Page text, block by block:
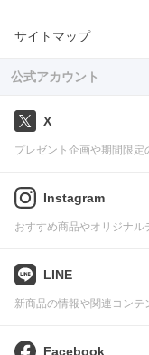
サイトマップ
公式アカウント
X
プレゼント企画や期間限定
Instagram
おすすめ商品やオリジナ
LINE
新商品の情報や関連コンテ
Facebook